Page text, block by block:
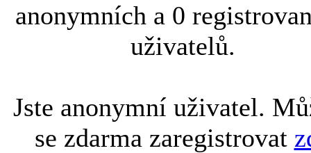
anonymních a 0
uživatelů.
Jste anonymní uživatel.
se zdarma zaregistrovat